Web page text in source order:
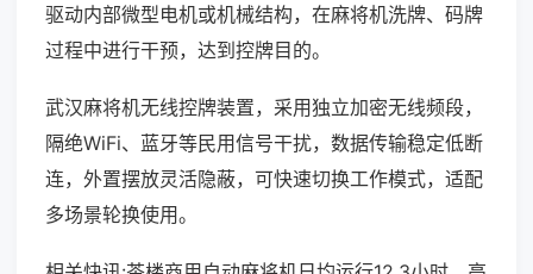
驱动内部微型电机或机械结构，在麻将机洗牌、码牌
过程中进行干预，达到控牌目的。
武汉麻将机无线控牌装置，采用独立加密无线频段，
隔绝WiFi、蓝牙等民用信号干扰，数据传输稳定低断
连，外置摆放灵活隐蔽，可快速切换工作模式，适配
多场景轮换使用。